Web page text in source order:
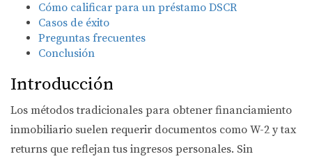
Cómo calificar para un préstamo DSCR
Casos de éxito
Preguntas frecuentes
Conclusión
Introducción
Los métodos tradicionales para obtener financiamiento
inmobiliario suelen requerir documentos como W-2 y tax
returns que reflejan tus ingresos personales. Sin